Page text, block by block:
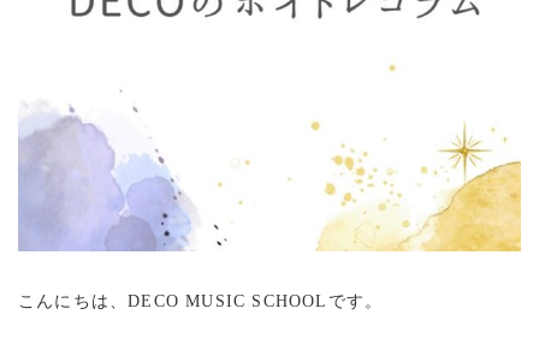
こんにちは、DECO MUSIC SCHOOLです。